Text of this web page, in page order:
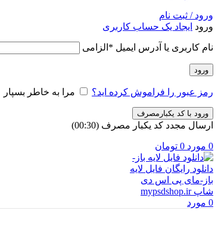
ورود / ثبت نام
ورود ایجاد یک حساب کاربری
نام کاربری یا آدرس ایمیل * الزامی
ورود
رمز عبور را فراموش کرده اید؟ مرا به خاطر بسپار
ورود با کد یکبارمصرف
ارسال مجدد کد یکبار مصرف (00:
30
)
0 مورد 0 تومان
0 مورد